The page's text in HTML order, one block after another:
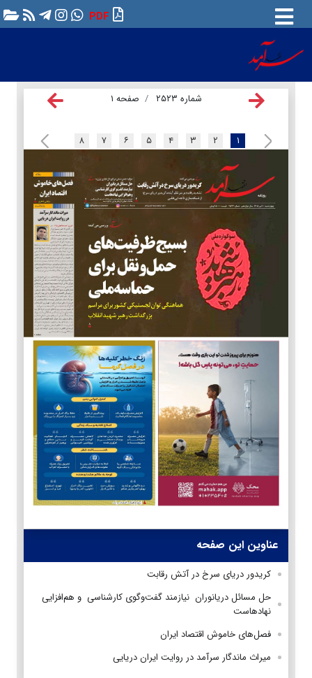
PDF
شماره ۲۵۲۳ صفحه ۱
۱ ۲ ۳ ۴ ۵ ۶ ۷ ۸
عناوین این صفحه
کریدور دریای سرخ در آتش رقابت
حل مسائل دریانوران نیازمند گفت‌وگوی کارشناسی و هم‌افزایی
نهادهاست
فصل‌های خاموش اقتصاد ایران
میراث ماندگار سرآمد در روایت ایران دریایی